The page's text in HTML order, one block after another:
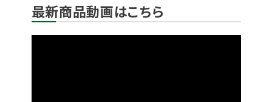
最新商品動画はこちら